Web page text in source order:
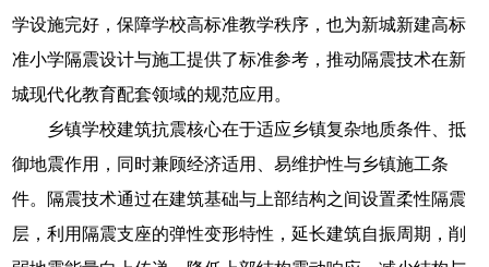
学设施完好，保障学校高标准教学秩序，也为新城新建高标
准小学隔震设计与施工提供了标准参考，推动隔震技术在新
城现代化教育配套领域的规范应用。
乡镇学校建筑抗震核心在于适应乡镇复杂地质条件、抵
御地震作用，同时兼顾经济适用、易维护性与乡镇施工条
件。隔震技术通过在建筑基础与上部结构之间设置柔性隔震
层，利用隔震支座的弹性变形特性，延长建筑自振周期，削